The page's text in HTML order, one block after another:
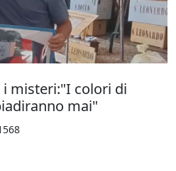
misteri:"I colori di
mai"